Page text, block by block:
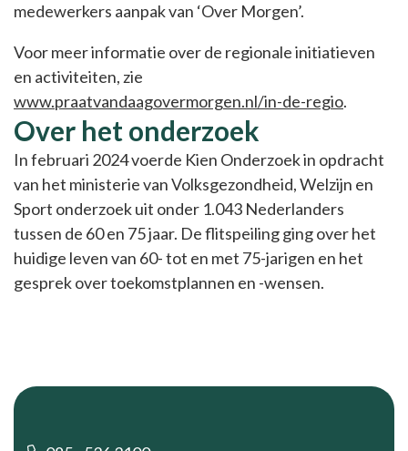
medewerkers aanpak van ‘Over Morgen’.
Voor meer informatie over de regionale initiatieven
en activiteiten, zie
www.praatvandaagovermorgen.nl/in-de-regio.
Over het onderzoek
In februari 2024 voerde Kien Onderzoek in opdracht
van het ministerie van Volksgezondheid, Welzijn en
Sport onderzoek uit onder 1.043 Nederlanders
tussen de 60 en 75 jaar. De flitspeiling ging over het
huidige leven van 60- tot en met 75-jarigen en het
gesprek over toekomstplannen en -wensen.
Footer